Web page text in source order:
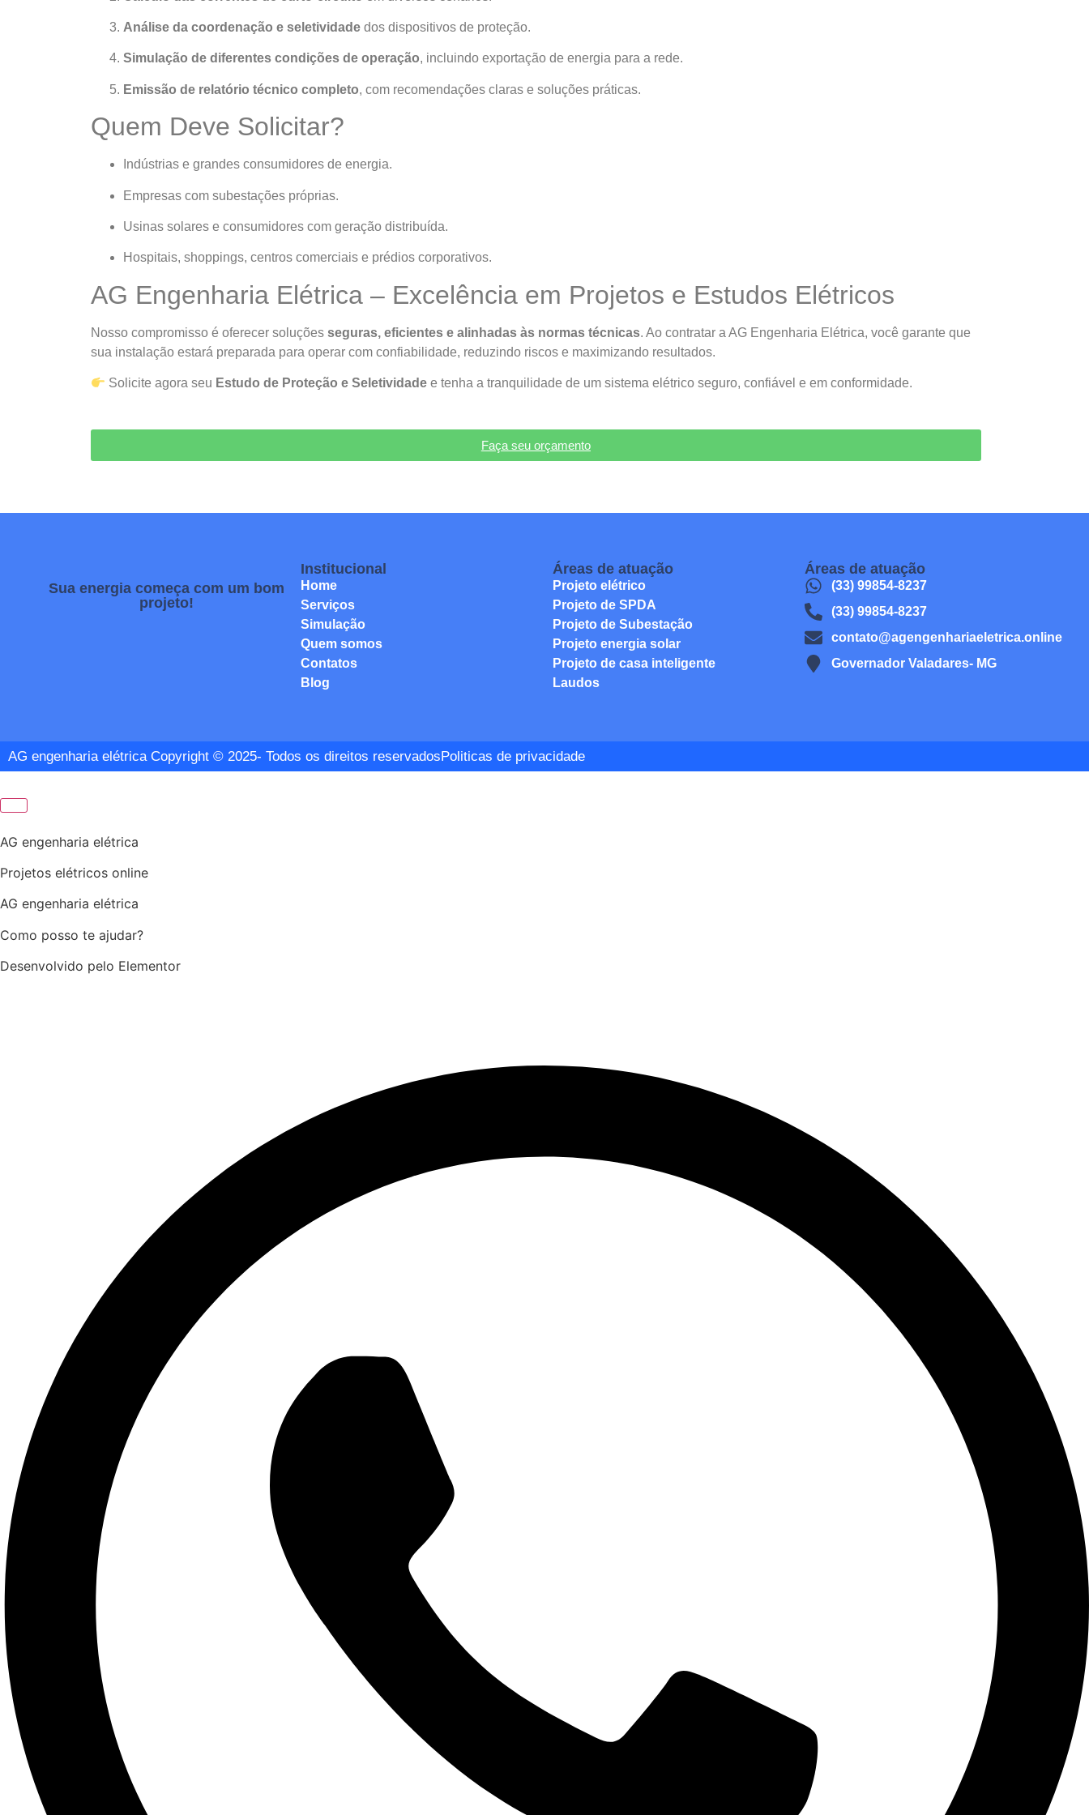
Análise da coordenação e seletividade dos dispositivos de proteção.
Simulação de diferentes condições de operação, incluindo exportação de energia para a rede.
Emissão de relatório técnico completo, com recomendações claras e soluções práticas.
Quem Deve Solicitar?
Indústrias e grandes consumidores de energia.
Empresas com subestações próprias.
Usinas solares e consumidores com geração distribuída.
Hospitais, shoppings, centros comerciais e prédios corporativos.
AG Engenharia Elétrica – Excelência em Projetos e Estudos Elétricos
Nosso compromisso é oferecer soluções seguras, eficientes e alinhadas às normas técnicas. Ao contratar a AG Engenharia Elétrica, você garante que
sua instalação estará preparada para operar com confiabilidade, reduzindo riscos e maximizando resultados.
Solicite agora seu Estudo de Proteção e Seletividade e tenha a tranquilidade de um sistema elétrico seguro, confiável e em conformidade.
Faça seu orçamento
Sua energia começa com um bom
projeto!
Institucional
Home
Serviços
Simulação
Quem somos
Contatos
Blog
Áreas de atuação
Projeto elétrico
Projeto de SPDA
Projeto de Subestação
Projeto energia solar
Projeto de casa inteligente
Laudos
Áreas de atuação
(33) 99854-8237
(33) 99854-8237
contato@agengenhariaeletrica.online
Governador Valadares- MG
AG engenharia elétrica Copyright © 2025- Todos os direitos reservadosPoliticas de privacidade
AG engenharia elétrica
Projetos elétricos online
AG engenharia elétrica
Como posso te ajudar?
Desenvolvido pelo Elementor